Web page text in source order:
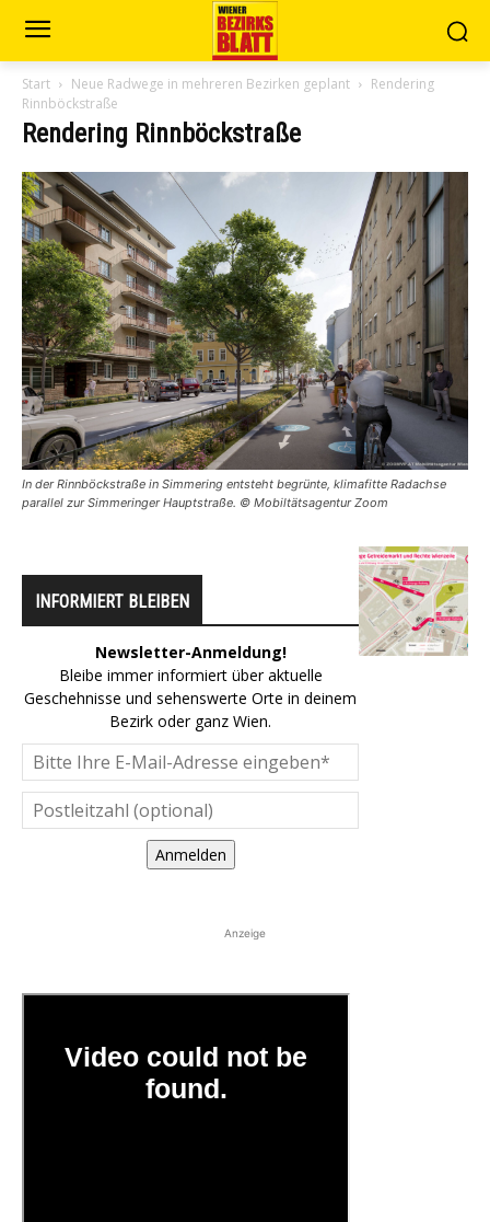
Start Neue Radwege in mehreren Bezirken geplant
Rendering
Rinnböckstraße
Rendering Rinnböckstraße
In der Rinnböckstraße in Simmering entsteht begrünte, klimafitte Radachse
parallel zur Simmeringer Hauptstraße. © Mobiltätsagentur Zoom
INFORMIERT BLEIBEN
Newsletter-Anmeldung!
Bleibe immer informiert über aktuelle
Geschehnisse und sehenswerte Orte in deinem
Bezirk oder ganz Wien.
Anmelden
Anzeige